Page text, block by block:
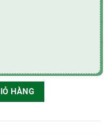
PoE Gigabit HIKvision DS-
HÀNG